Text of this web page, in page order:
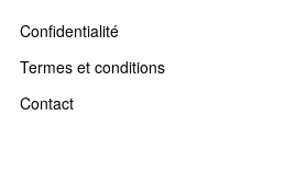
Confidentialité
Termes et conditions
Contact